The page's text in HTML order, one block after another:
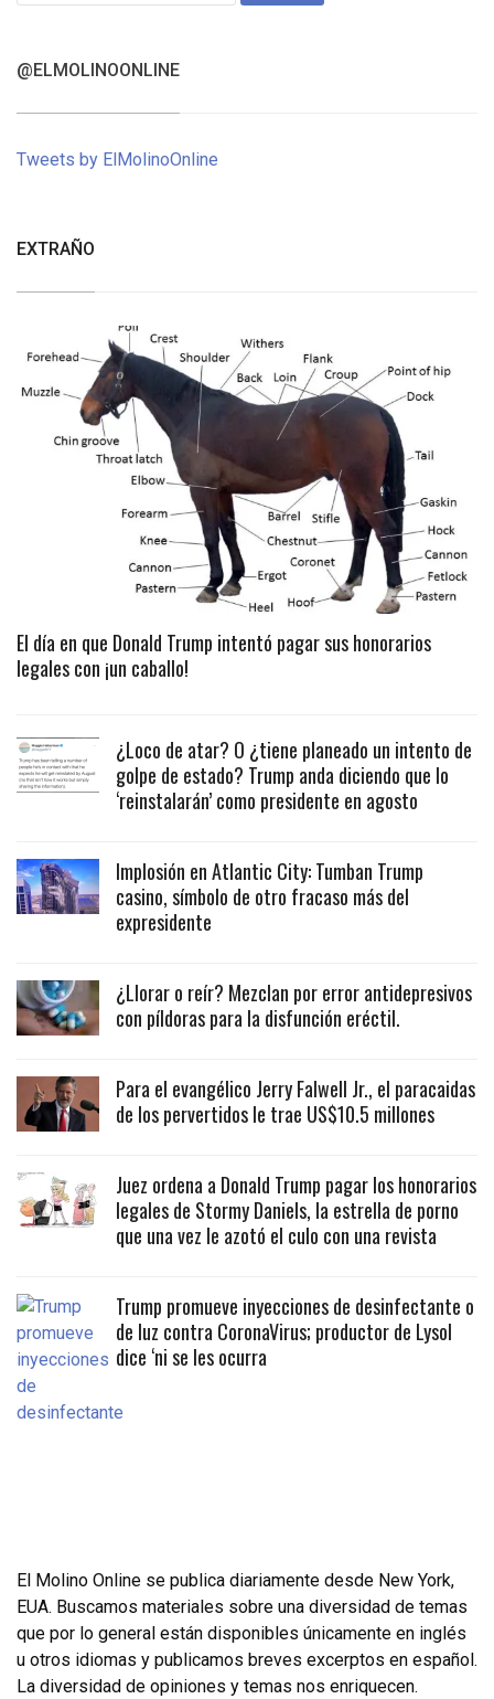
@ELMOLINOONLINE
Tweets by ElMolinoOnline
EXTRAÑO
El día en que Donald Trump intentó pagar sus honorarios
legales con ¡un caballo!
¿Loco de atar? O ¿tiene planeado un intento de
golpe de estado? Trump anda diciendo que lo
‘reinstalarán’ como presidente en agosto
Implosión en Atlantic City: Tumban Trump
casino, símbolo de otro fracaso más del
expresidente
¿Llorar o reír? Mezclan por error antidepresivos
con píldoras para la disfunción eréctil.
Para el evangélico Jerry Falwell Jr., el paracaidas
de los pervertidos le trae US$10.5 millones
Juez ordena a Donald Trump pagar los honorarios
legales de Stormy Daniels, la estrella de porno
que una vez le azotó el culo con una revista
Trump promueve inyecciones de desinfectante o
de luz contra CoronaVirus; productor de Lysol
dice ‘ni se les ocurra
El Molino Online se publica diariamente desde New York,
EUA. Buscamos materiales sobre una diversidad de temas
que por lo general están disponibles únicamente en inglés
u otros idiomas y publicamos breves excerptos en español.
La diversidad de opiniones y temas nos enriquecen.